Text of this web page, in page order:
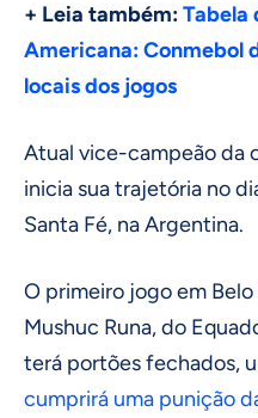
+ Leia também:Tabela
Americana: Conmebol
locais dos jogos
Atual vice-campeão da
inicia sua trajetória no
Santa Fé, na Argentina.
O primeiro jogo em
Mushuc Runa, do
terá portões fechados,
cumprirá uma punição